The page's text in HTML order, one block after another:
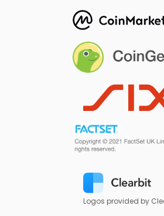
Logos provided by